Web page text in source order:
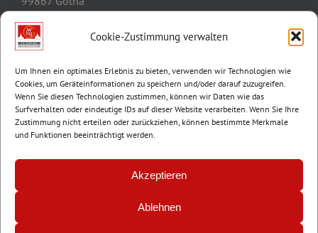
Cookie-Zustimmung verwalten
Um Ihnen ein optimales Erlebnis zu bieten, verwenden wir Technologien wie
Cookies, um Geräteinformationen zu speichern und/oder darauf zuzugreifen.
Wenn Sie diesen Technologien zustimmen, können wir Daten wie das
Surfverhalten oder eindeutige IDs auf dieser Website verarbeiten. Wenn Sie Ihre
Zustimmung nicht erteilen oder zurückziehen, können bestimmte Merkmale
und Funktionen beeinträchtigt werden.
Akzeptieren
Ablehnen
Telefon:
E-Mail:
info@wbg-gotha.de